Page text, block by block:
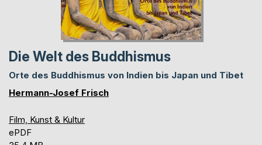
Die Welt des Buddhismus
Orte des Buddhismus von Indien bis Japan und Tibet
Hermann-Josef Frisch
Film, Kunst & Kultur
ePDF